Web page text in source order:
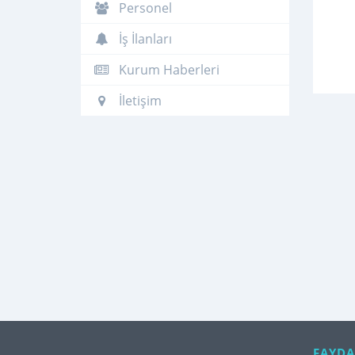
Personel
İş İlanları
Kurum Haberleri
İletişim